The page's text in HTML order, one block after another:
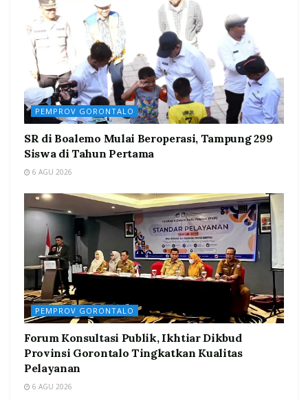
PEMPROV GORONTALO
SR di Boalemo Mulai Beroperasi, Tampung 299
Siswa di Tahun Pertama
6 AGU 2026
PEMPROV GORONTALO
Forum Konsultasi Publik, Ikhtiar Dikbud
Provinsi Gorontalo Tingkatkan Kualitas
Pelayanan
6 AGU 2026